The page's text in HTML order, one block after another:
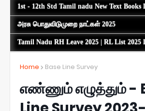
1st - 12th Std Tamil nadu New Text Books
அரசு பொதுவிடுமுறை நாட்கள் 2025
Tamil Nadu RH Leave 2025 | RL List 2025
Home Base Line Survey
எண்ணும் எழுத்தும் -